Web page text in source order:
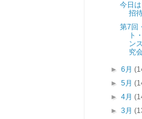
今日
招
第7回
ト
ン
究
►6月
►5月
►4月
►3月